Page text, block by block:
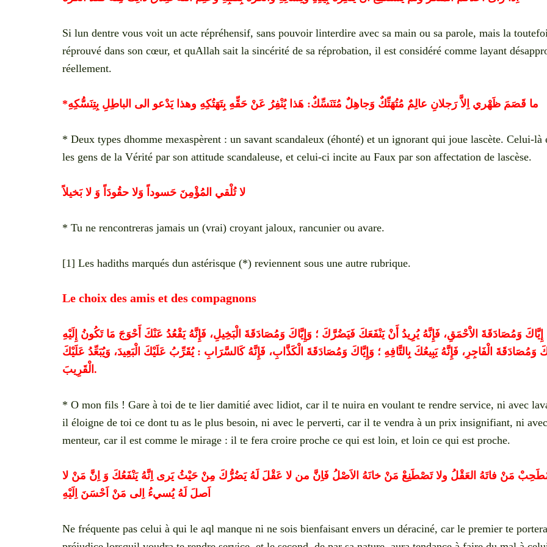
Si lun dentre vous voit un acte répréhensif, sans pouvoir linterdire avec sa main ou sa parole, mais la
réprouvé dans son cœur, et quAllah sait la sincérité de sa réprobation, il est considéré comme layant
réellement.
*ما قَصَمَ ظَهْري اِلاَّ رَجلانِ عالِمٌ مُتُهَتِّكٌ وَجاهِلٌ مُتَنَسِّكٌ: هَذا يُنْفِرُ عَنْ حَقِّهِ بِتَهَتُكِهِ وهذا يَدْعو الى الباطِلِ بِتِنَسُّكِهِ
* Deux types dhomme mexaspèrent : un savant scandaleux (éhonté) et un ignorant qui joue lascète. Celui-là
les gens de la Vérité par son attitude scandaleuse, et celui-ci incite au Faux par son affectation de lascèse.
لا تُلْقي المُؤْمِنَ حَسوداً وَلا حقُودَاً وَ لا بَخيلاً
* Tu ne rencontreras jamais un (vrai) croyant jaloux, rancunier ou avare.
[1] Les hadiths marqués dun astérisque (*) reviennent sous une autre rubrique.
Le choix des amis et des compagnons
إِيَّاكَ وَمُصَادَقَةَ الاَْحْمَقِ، فَإِنَّهُ يُرِيدُ أَنْ يَنْفَعَكَ فَيَضُرَّكَ ؛ وَإِيَّاكَ وَمُصَادَقَةَ الْبَخِيلِ، فَإِنَّهُ يَقْعُدُ عَنْكَ أَحْوَجَ مَا تَكُونُ إِلَيْهِ
وَمُصَادَقَةَ الْفَاجِرِ، فَإِنَّهُ يَبِيعُكَ بِالتَّافِهِ ؛ وَإِيَّاكَ وَمُصَادَقَةَ الْكَذَّابِ، فَإِنَّهُ كَالسَّرَابِ : يُقَرِّبُ عَلَيْكَ الْبَعِيدَ، وَيُبَعِّدُ عَلَيْكَ
الْقَرِيبَ .
* O mon fils ! Gare à toi de te lier damitié avec lidiot, car il te nuira en voulant te rendre service, ni avec
il éloigne de toi ce dont tu as le plus besoin, ni avec le perverti, car il te vendra à un prix insignifiant, ni
menteur, car il est comme le mirage : il te fera croire proche ce qui est loin, et loin ce qui est proche.
مَنْ فاتَهُ العَقْلُ ولا تَصْطَنِعْ مَنْ خانَهُ الاَصْلُ فَاِنَّ من لا عَقْلَ لَهُ يَضُرُّكَ مِنْ حَيْثُ يَرى اِنَّهُ يَنْفَعُكَ وَ اِنَّ مَنْ لا
اَصلَ لَهُ يُسيءُ اِلى مَنْ اَحْسَنَ اِلَيْهِ
Ne fréquente pas celui à qui le aql manque ni ne sois bienfaisant envers un déraciné, car le premier te portera